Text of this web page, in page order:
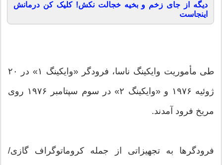
دیگه از جای زخم و بخیه خجالت نکش! کلیک کن درمانش
اینجاست
طی مأموریت وایکینگ ناسا، فرودگر «وایکینگ ۱» در ۲۰
ژوئیه ۱۹۷۶ و «وایکینگ ۲» در سوم سپتامبر ۱۹۷۶ روی
مریخ فرود آمدند.
فرودگرها به تجهیزاتی از جمله کروماتوگراف گازی/